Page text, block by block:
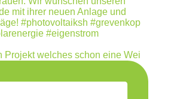
Projekt welches schon eine Wei